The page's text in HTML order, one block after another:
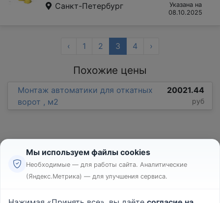
Санкт-Петербург
Указана на
08.10.2025
‹ 1 2 3 4 ›
Похожие цены
Монтаж автоматики для откатных
ворот , м2
20021.44
руб
Реклама
Мы используем файлы cookies
Необходимые — для работы сайта. Аналитические
(Яндекс.Метрика) — для улучшения сервиса.